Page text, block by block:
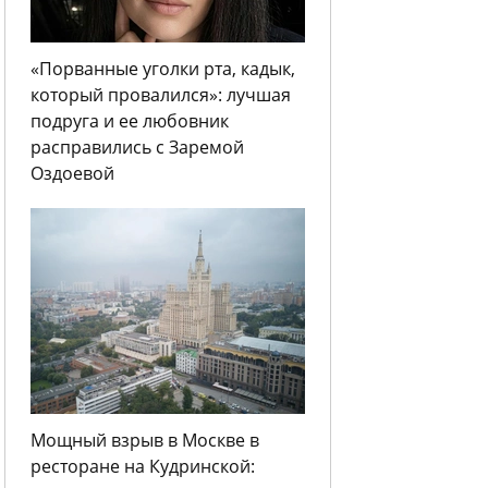
«Порванные уголки рта, кадык,
который провалился»: лучшая
подруга и ее любовник
расправились с Заремой
Оздоевой
Мощный взрыв в Москве в
ресторане на Кудринской: